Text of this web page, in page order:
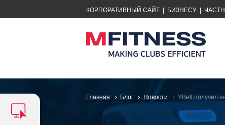
КОРПОРАТИВНЫЙ САЙТ БИЗНЕСУ
Главная Блог Новости YBell получил